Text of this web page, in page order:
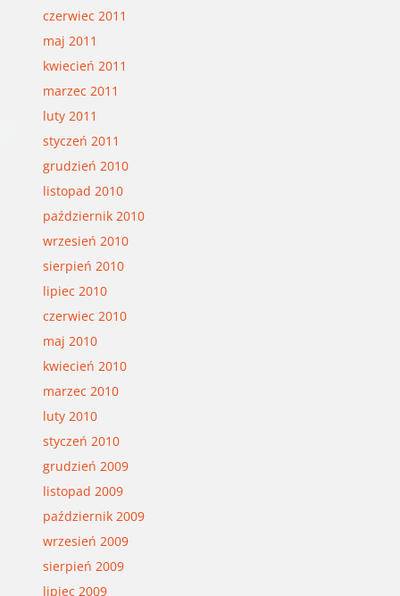
czerwiec 2011
maj 2011
kwiecień 2011
marzec 2011
luty 2011
styczeń 2011
grudzień 2010
listopad 2010
październik 2010
wrzesień 2010
sierpień 2010
lipiec 2010
czerwiec 2010
maj 2010
kwiecień 2010
marzec 2010
luty 2010
styczeń 2010
grudzień 2009
listopad 2009
październik 2009
wrzesień 2009
sierpień 2009
lipiec 2009